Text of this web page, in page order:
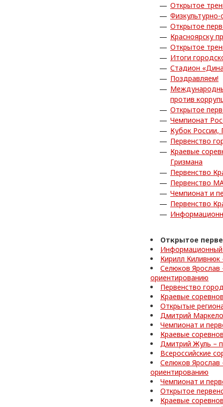
Открытое
Открытое
Красноярску
Открытое
Итоги
Стадион
Поздравляем!
против
Открытое
Чемпионат
Кубок России,
Первенство
Краевые
Гризмана
Первенство
Первенство
Чемпионат и
Первенство
Открытое
Информационный
Кирилл Киливнюк
Селюков Ярослав
ориентированию
Первенство
Краевые
Открытые
Дмитрий
Чемпионат и
Краевые
Дмитрий Жуль –
Всероссийские
Селюков Ярослав
ориентированию
Чемпионат и
Открытое
Краевые